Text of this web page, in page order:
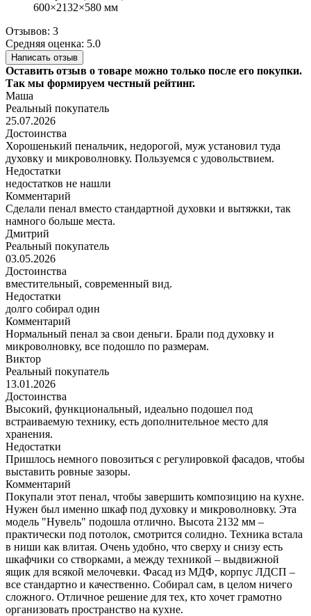
600×2132×580 мм
Отзывов: 3
Средняя оценка: 5.0
Написать отзыв
Оставить отзыв о товаре можно только после его покупки.
Так мы формируем честный рейтинг.
Маша
Реальный покупатель
25.07.2026
Достоинства
Хорошенький пенальчик, недорогой, муж установил туда
духовку и микроволновку. Пользуемся с удовольствием.
Недостатки
недостатков не нашли
Комментарий
Сделали пенал вместо стандартной духовки и вытяжки, так
намного больше места.
Дмитрий
Реальный покупатель
03.05.2026
Достоинства
вместительный, современный вид.
Недостатки
долго собирал один
Комментарий
Нормальный пенал за свои деньги. Брали под духовку и
микроволновку, все подошло по размерам.
Виктор
Реальный покупатель
13.01.2026
Достоинства
Высокий, функциональный, идеально подошел под
встраиваемую технику, есть дополнительное место для
хранения.
Недостатки
Пришлось немного повозиться с регулировкой фасадов, чтобы
выставить ровные зазоры.
Комментарий
Покупали этот пенал, чтобы завершить композицию на кухне.
Нужен был именно шкаф под духовку и микроволновку. Эта
модель "Нувель" подошла отлично. Высота 2132 мм –
практически под потолок, смотрится солидно. Техника встала
в ниши как влитая. Очень удобно, что сверху и снизу есть
шкафчики со створками, а между техникой – выдвижной
ящик для всякой мелочевки. Фасад из МДФ, корпус ЛДСП –
все стандартно и качественно. Собирал сам, в целом ничего
сложного. Отличное решение для тех, кто хочет грамотно
организовать пространство на кухне.